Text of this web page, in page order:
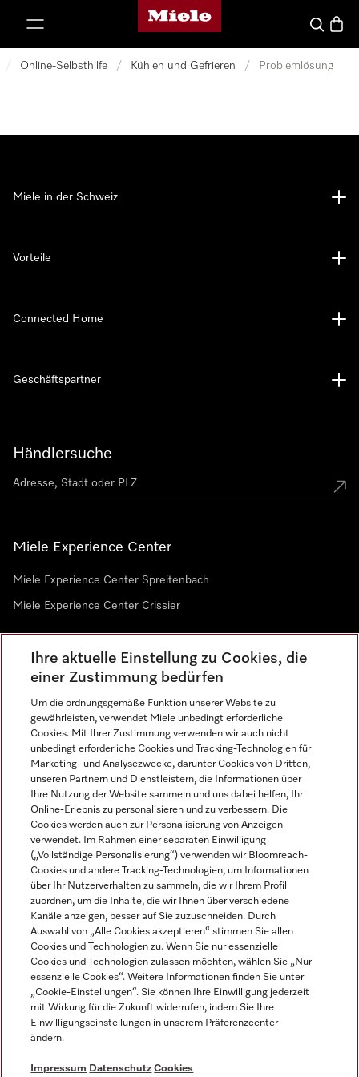
Miele-Homepage
Suche
/ Online-Selbsthilfe / Kühlen und Gefrieren / Problemlösung
Händlersuche
Miele Experience Center
Miele Experience Center Spreitenbach
Miele Experience Center Crissier
Newsletter
Sprache
DEUTSCH
Miele in der Schweiz
Vorteile
Connected Home
Geschäftspartner
Impressum
Datenschutz
Miele auf YoutubeMiele auf Instagram
Miele auf Facebook
Miele auf LinkedInMiele auf LinkedIn
Ihre aktuelle Einstellung zu Cookies, die
einer Zustimmung bedürfen
Um die ordnungsgemäße Funktion unserer Website zu
gewährleisten, verwendet Miele unbedingt erforderliche
Cookies. Mit Ihrer Zustimmung verwenden wir auch nicht
unbedingt erforderliche Cookies und Tracking-Technologien für
Marketing- und Analysezwecke, darunter Cookies von Dritten,
unseren Partnern und Dienstleistern, die Informationen über
Ihre Nutzung der Website sammeln und uns dabei helfen, Ihr
Online-Erlebnis zu personalisieren und zu verbessern. Die
Cookies werden auch zur Personalisierung von Anzeigen
verwendet. Im Rahmen einer separaten Einwilligung
(„Vollständige Personalisierung“) verwenden wir Bloomreach-
Cookies und andere Tracking-Technologien, um Informationen
über Ihr Nutzerverhalten zu sammeln, die wir Ihrem Profil
zuordnen, um die Inhalte, die wir Ihnen über verschiedene
Kanäle anzeigen, besser auf Sie zuzuschneiden. Durch
Auswahl von „Alle Cookies akzeptieren“ stimmen Sie allen
Cookies und Technologien zu. Wenn Sie nur essenzielle
Cookies und Technologien zulassen möchten, wählen Sie „Nur
essenzielle Cookies“. Weitere Informationen finden Sie unter
„Cookie-Einstellungen“. Sie können Ihre Einwilligung jederzeit
mit Wirkung für die Zukunft widerrufen, indem Sie Ihre
Einwilligungseinstellungen in unserem Präferenzcenter
ändern.
Impressum Datenschutz Cookies